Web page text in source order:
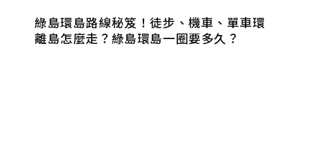
綠島環島路線秘笈！徒步、機車、單車環
離島怎麼走？綠島環島一圈要多久？